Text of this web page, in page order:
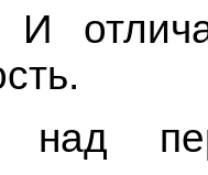
И
над